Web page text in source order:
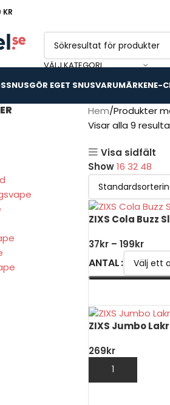
KR
VÄLJ KATEGORI
GÖR EGET SNUSVARUMÄRKENE-
Hem Produkter
Visar alla 9
Visa sidfält
Show16 32 48
ZIXS Cola Buzz
37kr – 199kr
ANTAL
ZIXS Jumbo
269kr
LÄGG TILL I